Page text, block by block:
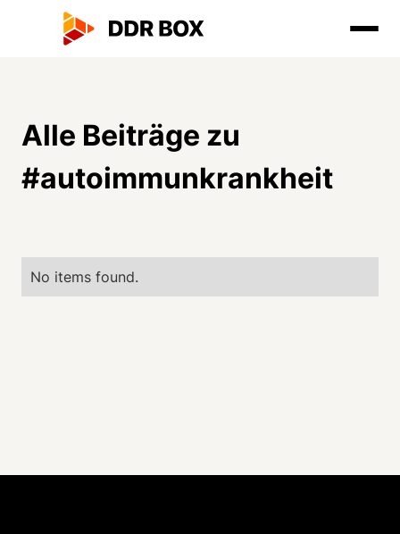
Alle Beiträge zu
#autoimmunkrankheit
No items found.